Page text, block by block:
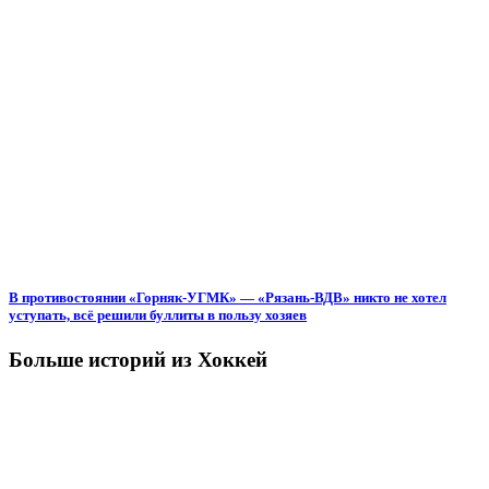
В противостоянии «Горняк-УГМК» — «Рязань-ВДВ» никто не хотел
уступать, всё решили буллиты в пользу хозяев
Больше историй из Хоккей